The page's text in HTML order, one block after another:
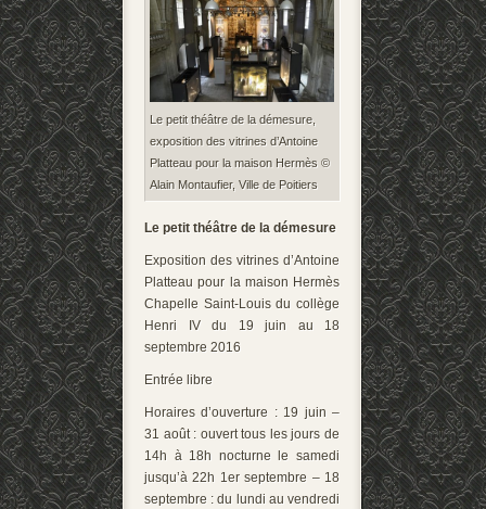
Le petit théâtre de la démesure,
exposition des vitrines d’Antoine
Platteau pour la maison Hermès ©
Alain Montaufier, Ville de Poitiers
Le petit théâtre de la démesure
Exposition des vitrines d’Antoine
Platteau pour la maison Hermès
Chapelle Saint-Louis du collège
Henri IV du 19 juin au 18
septembre 2016
Entrée libre
Horaires d’ouverture : 19 juin –
31 août : ouvert tous les jours de
14h à 18h nocturne le samedi
jusqu’à 22h 1er septembre – 18
septembre : du lundi au vendredi